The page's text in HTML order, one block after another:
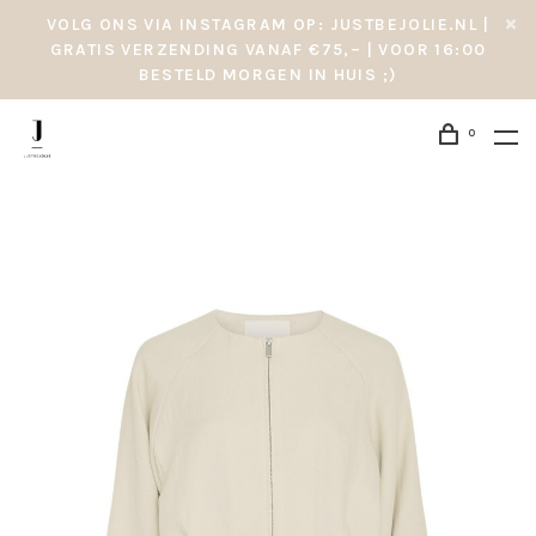
VOLG ONS VIA INSTAGRAM OP: JUSTBEJOLIE.NL |
GRATIS VERZENDING VANAF €75,– | VOOR 16:00
BESTELD MORGEN IN HUIS ;)
0